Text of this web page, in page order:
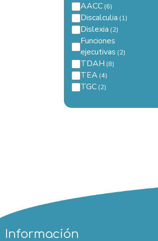
AACC
Discalculia
Dislexia
Funciones
ejecutivas
TDAH
TEA
TGC
Información